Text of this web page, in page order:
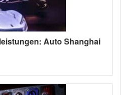
Auto Shanghai